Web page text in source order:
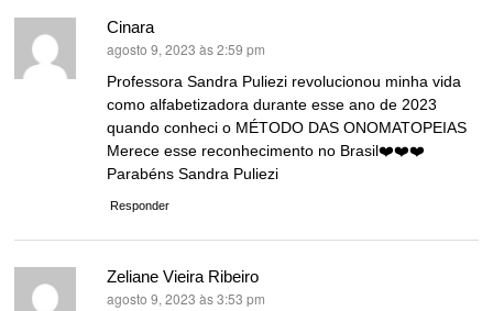
Cinara
disse:
agosto 9, 2023 às 2:59 pm
Professora Sandra Puliezi revolucionou minha vida
como alfabetizadora durante esse ano de 2023
quando conheci o MÉTODO DAS ONOMATOPEIAS
Merece esse reconhecimento no Brasil❤️❤️❤️
Parabéns Sandra Puliezi
Responder
Zeliane Vieira Ribeiro
disse:
agosto 9, 2023 às 3:53 pm